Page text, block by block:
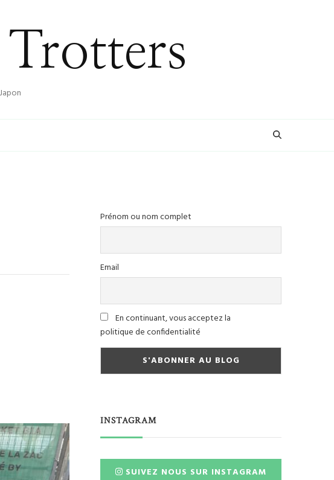
Prénom ou nom complet
Email
En continuant, vous acceptez la
politique de confidentialité
INSTAGRAM
SUIVEZ NOUS SUR INSTAGRAM